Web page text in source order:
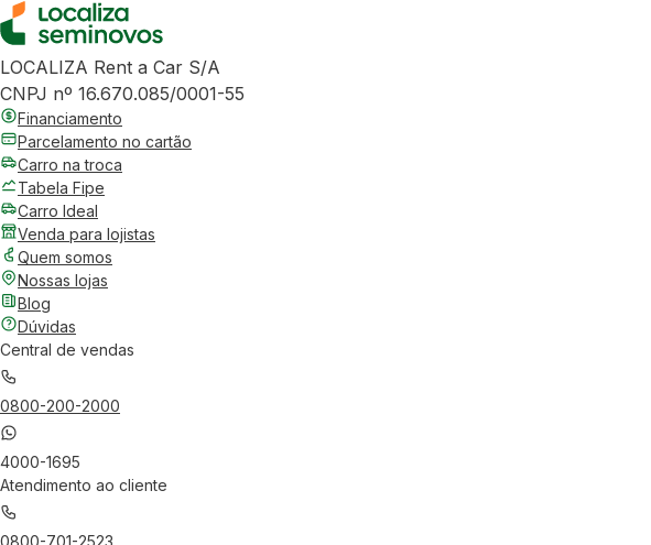
LOCALIZA Rent a Car S/A
CNPJ nº 16.670.085/0001-55
Financiamento
Parcelamento no cartão
Carro na troca
Tabela Fipe
Carro Ideal
Venda para lojistas
Quem somos
Nossas lojas
Blog
Dúvidas
Central de vendas
0800-200-2000
4000-1695
Atendimento ao cliente
0800-701-2523